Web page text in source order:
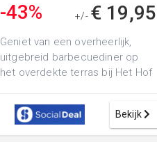
-43% +/- € 19,95
Geniet van een overheerlijk,
uitgebreid barbecuediner op
het overdekte terras bij Het Hof
gerechten z...
Bekijk